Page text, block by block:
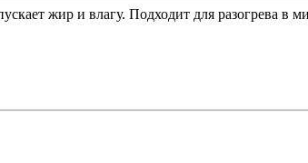
жир и влагу. Подходит для разогрева в